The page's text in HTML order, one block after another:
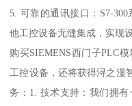
5. 可靠的通讯接口：S7-
他工控设备无缝集成，实现
购买SIEMENS西门子PLC
工控设备，还将获得浔之漫
务：1. 技术支持：我们拥